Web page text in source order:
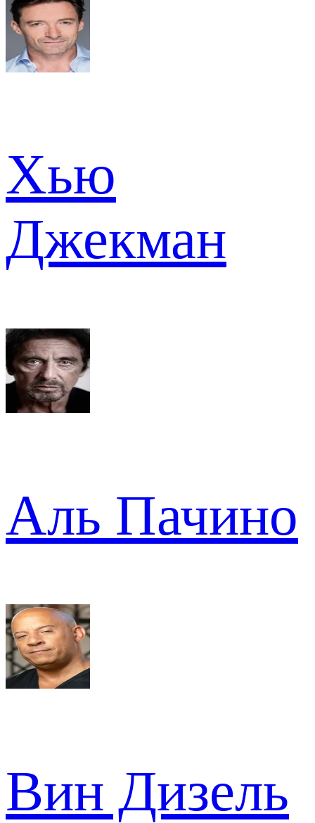
Хью
Джекман
Аль Пачино
Вин Дизель